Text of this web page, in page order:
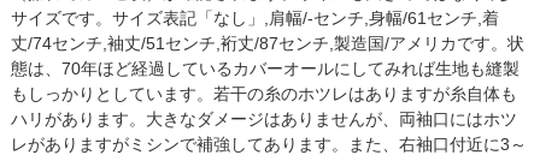
サイズです。サイズ表記「なし」,肩幅/-センチ,身幅/61センチ,着
丈/74センチ,袖丈/51センチ,裄丈/87センチ,製造国/アメリカです。状
態は、70年ほど経過しているカバーオールにしてみれば生地も縫製
もしっかりとしています。若干の糸のホツレはありますが糸自体も
ハリがあります。大きなダメージはありませんが、両袖口にはホツ
レがありますがミシンで補強してあります。また、右袖口付近に3～